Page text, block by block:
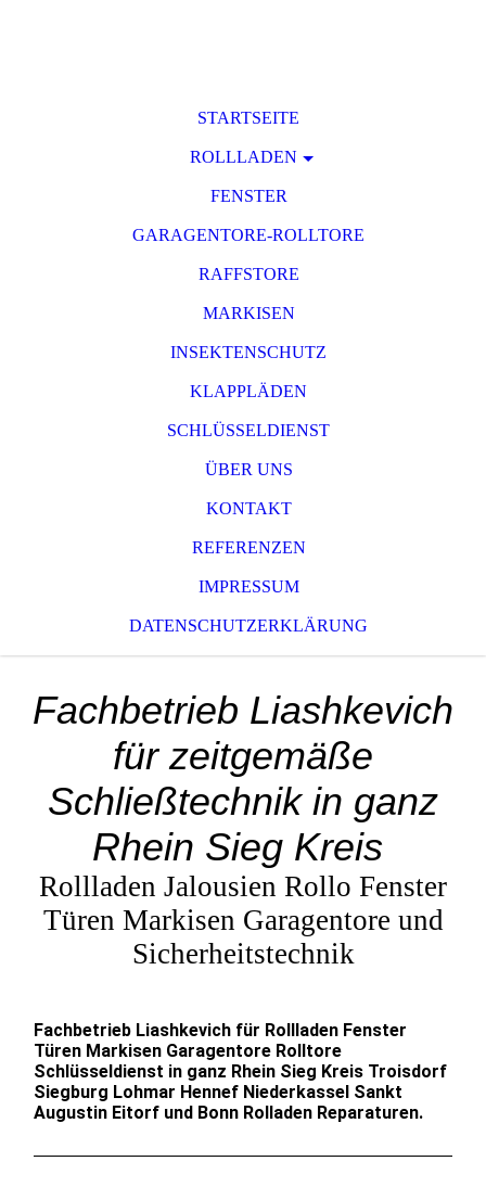
STARTSEITE
ROLLLADEN
FENSTER
GARAGENTORE-ROLLTORE
RAFFSTORE
MARKISEN
INSEKTENSCHUTZ
KLAPPLÄDEN
SCHLÜSSELDIENST
ÜBER UNS
KONTAKT
REFERENZEN
IMPRESSUM
DATENSCHUTZERKLÄRUNG
Fachbetrieb Liashkevich
für zeitgemäße
Schließtechnik in ganz
Rhein Sieg Kreis
Rollladen Jalousien Rollo Fenster
Türen Markisen Garagentore und
Sicherheitstechnik
Fachbetrieb Liashkevich für Rollladen Fenster
Türen Markisen Garagentore Rolltore
Schlüsseldienst in ganz Rhein Sieg Kreis Troisdorf
Siegburg Lohmar Hennef Niederkassel Sankt
Augustin Eitorf und Bonn Rolladen Reparaturen.